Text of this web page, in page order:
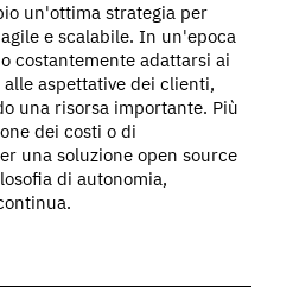
un'ottima strategia per
e scalabile. In un'epoca
costantemente adattarsi ai
aspettative dei clienti,
una risorsa importante. Più
dei costi o di
una soluzione open source
di autonomia,